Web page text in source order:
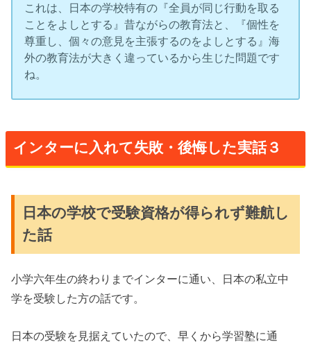
これは、日本の学校特有の『全員が同じ行動を取る
ことをよしとする』昔ながらの教育法と、『個性を
尊重し、個々の意見を主張するのをよしとする』海
外の教育法が大きく違っているから生じた問題です
ね。
インターに入れて失敗・後悔した実話３
日本の学校で受験資格が得られず難航し
た話
小学六年生の終わりまでインターに通い、日本の私立中
学を受験した方の話です。
日本の受験を見据えていたので、早くから学習塾に通